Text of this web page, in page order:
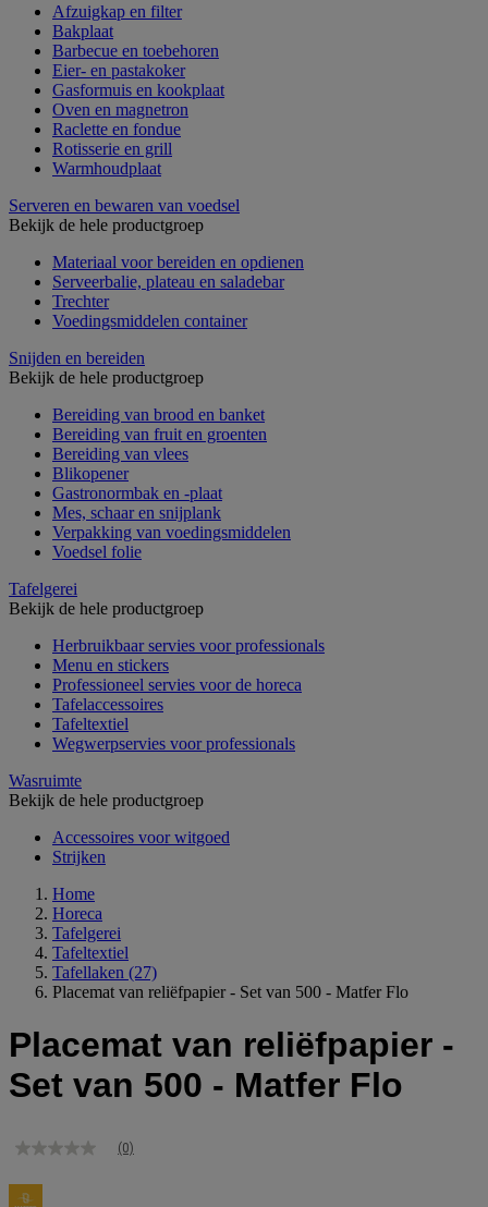
Afzuigkap en filter
Bakplaat
Barbecue en toebehoren
Eier- en pastakoker
Gasformuis en kookplaat
Oven en magnetron
Raclette en fondue
Rotisserie en grill
Warmhoudplaat
Serveren en bewaren van voedsel
Bekijk de hele productgroep
Materiaal voor bereiden en opdienen
Serveerbalie, plateau en saladebar
Trechter
Voedingsmiddelen container
Snijden en bereiden
Bekijk de hele productgroep
Bereiding van brood en banket
Bereiding van fruit en groenten
Bereiding van vlees
Blikopener
Gastronormbak en -plaat
Mes, schaar en snijplank
Verpakking van voedingsmiddelen
Voedsel folie
Tafelgerei
Bekijk de hele productgroep
Herbruikbaar servies voor professionals
Menu en stickers
Professioneel servies voor de horeca
Tafelaccessoires
Tafeltextiel
Wegwerpservies voor professionals
Wasruimte
Bekijk de hele productgroep
Accessoires voor witgoed
Strijken
Home
Horeca
Tafelgerei
Tafeltextiel
Tafellaken (27)
Placemat van reliëfpapier - Set van 500 - Matfer Flo
Placemat van reliëfpapier -
Set van 500 - Matfer Flo
Geen
Dezelfde
(0)